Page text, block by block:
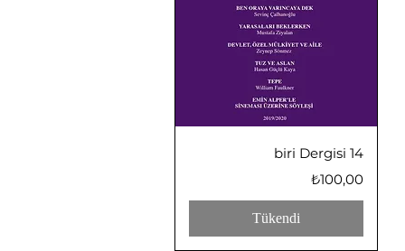
Hızlı Bakış
biri Dergisi 14
Fiyat
₺100,00
Tükendi